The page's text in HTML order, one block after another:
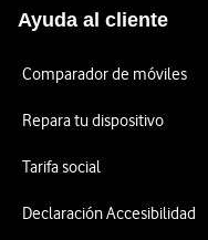
Ayuda al cliente
Comparador de móviles
Repara tu dispositivo
Tarifa social
Declaración Accesibilidad